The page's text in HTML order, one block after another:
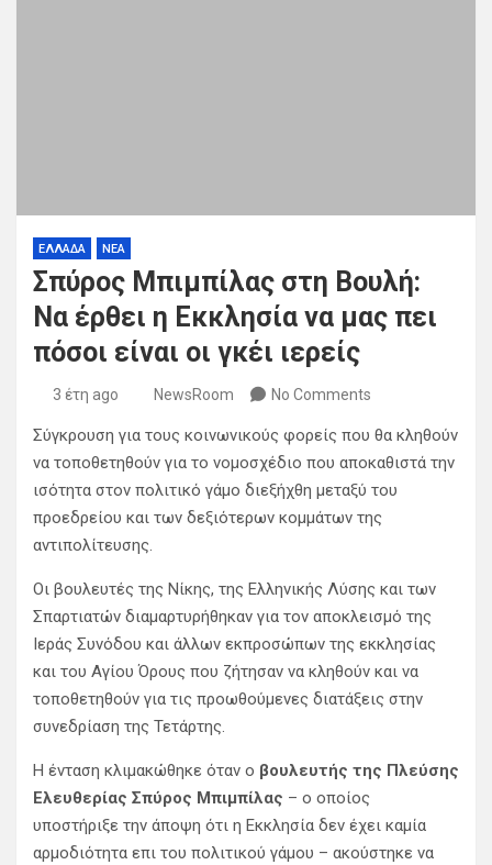
ΕΛΛΑΔΑ ΝΕΑ
Σπύρος Μπιμπίλας στη Βουλή:
Nα έρθει η Εκκλησία να μας πει
πόσοι είναι οι γκέι ιερείς
3 έτη ago NewsRoom No Comments
Σύγκρουση για τους κοινωνικούς φορείς που θα κληθούν
να τοποθετηθούν για το νομοσχέδιο που αποκαθιστά την
ισότητα στον πολιτικό γάμο διεξήχθη μεταξύ του
προεδρείου και των δεξιότερων κομμάτων της
αντιπολίτευσης.
Οι βουλευτές της Νίκης, της Ελληνικής Λύσης και των
Σπαρτιατών διαμαρτυρήθηκαν για τον αποκλεισμό της
Ιεράς Συνόδου και άλλων εκπροσώπων της εκκλησίας
και του Αγίου Όρους που ζήτησαν να κληθούν και να
τοποθετηθούν για τις προωθούμενες διατάξεις στην
συνεδρίαση της Τετάρτης.
Η ένταση κλιμακώθηκε όταν ο βουλευτής της Πλεύσης
Ελευθερίας Σπύρος Μπιμπίλας – ο οποίος
υποστήριξε την άποψη ότι η Εκκλησία δεν έχει καμία
αρμοδιότητα επι του πολιτικού γάμου – ακούστηκε να